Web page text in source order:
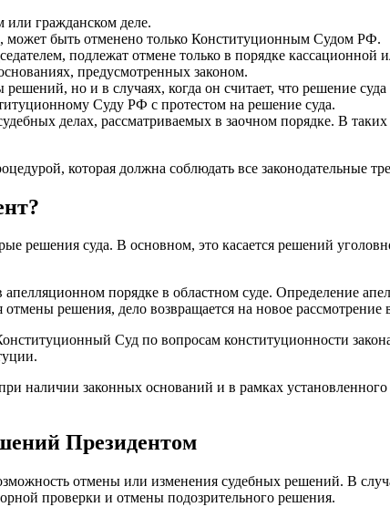
или гражданском деле.
может быть отменено только Конституционным Судом РФ.
подлежат отмене только в порядке кассационной
предусмотренных законом.
но и в случаях, когда он считает, что решение
Суду РФ с протестом на решение суда.
делах, рассматриваемых в заочном порядке. В таких
которая должна соблюдать все законодательные
решения суда. В основном, это касается решений
порядке в областном суде. Определение
решения, дело возвращается на новое рассмотрение
Суд по вопросам конституционности
наличии законных оснований и в рамках
Президентом
отмены или изменения судебных решений. В
проверки и отмены подозрительного решения.